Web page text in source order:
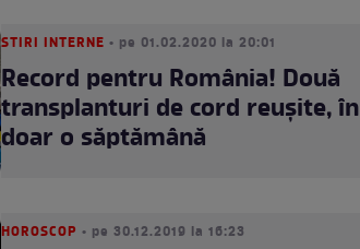
STIRI INTERNE • pe 01.02.2020 la 20:01
Record pentru România! Două
transplanturi de cord reușite, în
doar o săptămână
HOROSCOP • pe 30.12.2019 la 16:23